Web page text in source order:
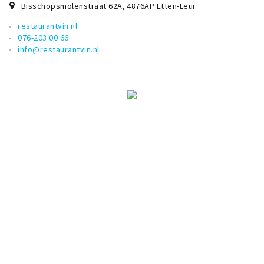
Bisschopsmolenstraat 62A,4876AP Etten-Leur
restaurantvin.nl
076-203 00 66
info@restaurantvin.nl